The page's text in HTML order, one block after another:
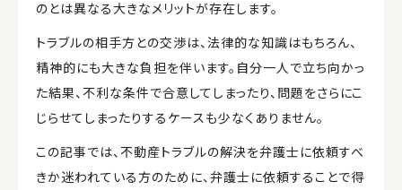
のとは異なる大きなメリットが存在します。
トラブルの相手方との交渉は、法律的な知識はもちろん、
精神的にも大きな負担を伴います。自分一人で立ち向かっ
た結果、不利な条件で合意してしまったり、問題をさらにこ
じらせてしまったりするケースも少なくありません。
この記事では、不動産トラブルの解決を弁護士に依頼すべ
きか迷われている方のために、弁護士に依頼することで得